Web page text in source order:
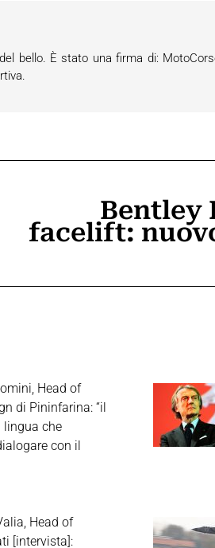
bello. È stato una firma di:
Prossimo
Bentley
facelift:
Head of
di Pininfarina: “il
lingua che
con il
Head of
[intervista]: